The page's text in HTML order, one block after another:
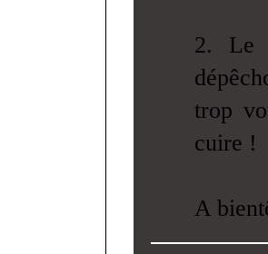
2. Le
trop
cuire !
A